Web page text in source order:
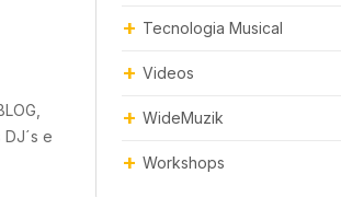
Tecnologia Musical
Videos
WideMuzik
Workshops
e